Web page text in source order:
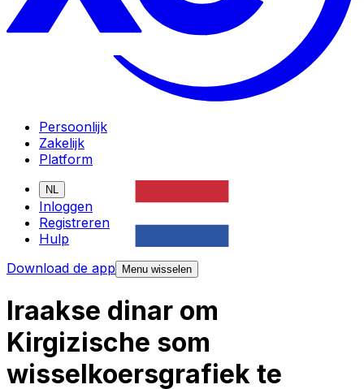
Persoonlijk
Zakelijk
Platform
NL
Inloggen
Registreren
Hulp
Download de app
Menu wisselen
Iraakse dinar om
Kirgizische som
wisselkoersgrafiek te